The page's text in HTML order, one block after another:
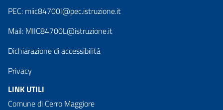
PEC: miic84700l@pec.istruzione.it
Mail: MIIC84700L@istruzione.it
Dichiarazione di accessibilità
Privacy
LINK UTILI
Comune di Cerro Maggiore